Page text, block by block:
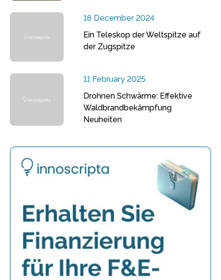
18 December 2024
Ein Teleskop der Weltspitze auf
der Zugspitze
11 February 2025
Drohnen Schwärme: Effektive
Waldbrandbekämpfung
Neuheiten